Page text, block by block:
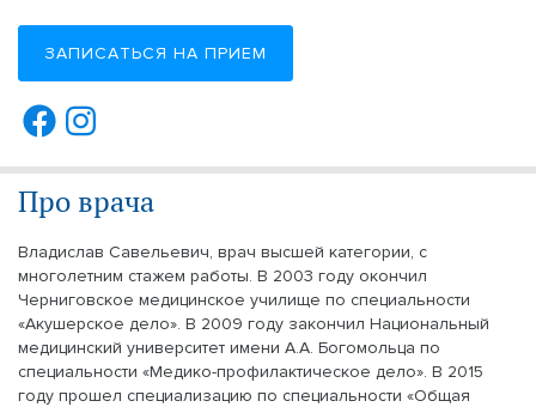
ЗАПИСАТЬСЯ НА ПРИЕМ
Про врача
Владислав Савельевич, врач высшей категории, с
многолетним стажем работы. В 2003 году окончил
Черниговское медицинское училище по специальности
«Акушерское дело». В 2009 году закончил Национальный
медицинский университет имени А.А. Богомольца по
специальности «Медико-профилактическое дело». В 2015
году прошел специализацию по специальности «Общая